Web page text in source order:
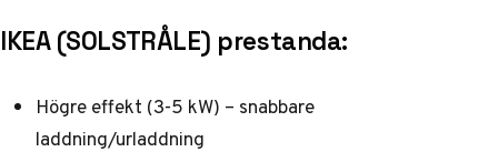
IKEA (SOLSTRÅLE) prestanda:
Högre effekt (3-5 kW) – snabbare
laddning/urladdning